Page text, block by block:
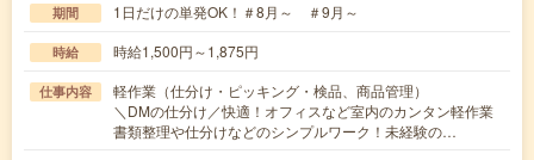
期間 1日だけの単発OK！＃8月～ ＃9月～
時給 時給1,500円～1,875円
仕事内容
軽作業（仕分け・ピッキング・検品、商品管理）
＼DMの仕分け／快適！オフィスなど室内のカンタン軽作業
書類整理や仕分けなどのシンプルワーク！未経験の…